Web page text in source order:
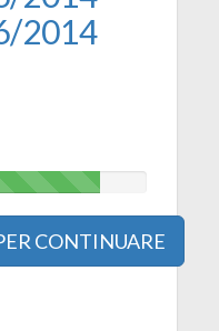
2014
CONTINUARE